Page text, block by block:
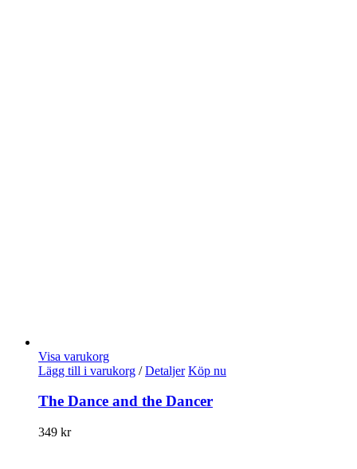
Visa varukorg
Lägg till i varukorg / Detaljer Köp nu
The Dance and the Dancer
349 kr